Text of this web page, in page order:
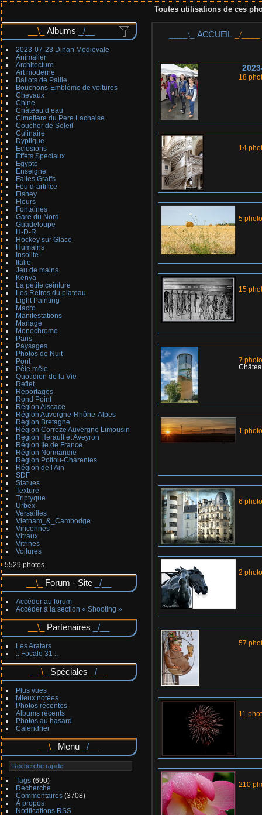
Toutes utilisations de ces
Albums
2023-07-23 Dinan Medievale
Animalier
Architecture
Art moderne
Ballots de Paille
Bouchons-Emblème de voitures
Chevaux
Chine
Château d eau
Cimetiere du Pere Lachaise
Coucher de Soleil
Culinaire
Dyptique
Eclosions
Effets Speciaux
Egypte
Enseigne
Faites Graffs
Feu d-artifice
Fishey
Fleurs
Fontaines
Gare du Nord
Guadeloupe
H-D-R
Hockey sur Glace
Humains
Insolite
Italie
Jeu de mains
Kenya
La petite ceinture
Les Retros du plateau
Light Painting
Macro
Manifestations
Mariage
Monochrome
Paris
Paysages
Photos de Nuit
Pont
Pêle mêle
Quotidien de la Vie
Reflet
Reportages
Rond Point
Région Alscace
Région Auvergne-Rhône-Alpes
Région Bretagne
Région Correze Auvergne Limousin
Région Herault et Aveyron
Région Ile de France
Région Normandie
Région Poitou-Charentes
Région de l Ain
SDF
Statues
Texture
Triptyque
Urbex
Versailles
Vietnam_&_Cambodge
Vincennes
Vitraux
Vitrines
Voitures
5529 photos
Forum - Site
Accéder au forum
Accéder à la section « Shooting »
Partenaires
Les Aratars
.: Focale 31 :.
Spéciales
Plus vues
Mieux notées
Photos récentes
Albums récents
Photos au hasard
Calendrier
Menu
Tags(690)
Recherche
Commentaires(3708)
À propos
Notifications RSS
ACCUEIL
18
14
5
15
7
1 photo
6
2
57
11
210